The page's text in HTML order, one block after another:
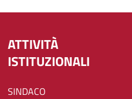
ATTIVITÀ
ISTITUZIONALI
SINDACO